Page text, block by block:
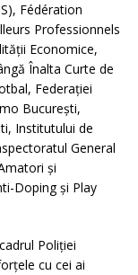
Fédération
Professionnels
Economice,
Înalta Curte de
Federației
Bucureşti,
Institutului de
General
și
Doping și Play
Poliției
cu cei ai